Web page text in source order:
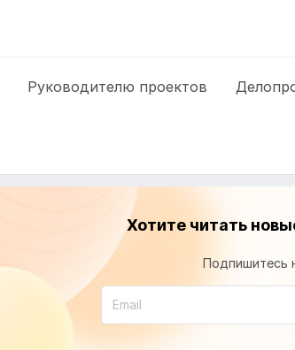
Руководителю проектов
Хотите читать
Подпишитесь